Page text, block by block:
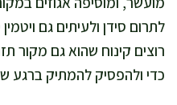
רוצים קינוח שהוא גם מקור
כדי ולהפסיק להמתיק ברגע